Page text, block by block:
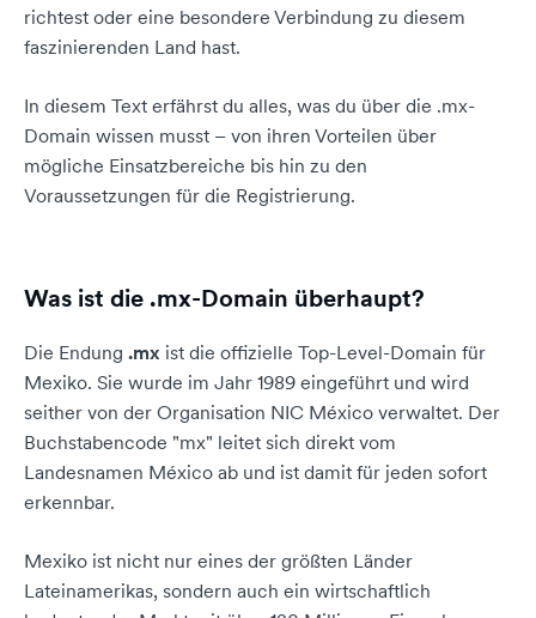
richtest oder eine besondere Verbindung zu diesem
faszinierenden Land hast.
In diesem Text erfährst du alles, was du über die .mx-
Domain wissen musst – von ihren Vorteilen über
mögliche Einsatzbereiche bis hin zu den
Voraussetzungen für die Registrierung.
Was ist die .mx-Domain überhaupt?
Die Endung .mx ist die offizielle Top-Level-Domain für
Mexiko. Sie wurde im Jahr 1989 eingeführt und wird
seither von der Organisation NIC México verwaltet. Der
Buchstabencode "mx" leitet sich direkt vom
Landesnamen México ab und ist damit für jeden sofort
erkennbar.
Mexiko ist nicht nur eines der größten Länder
Lateinamerikas, sondern auch ein wirtschaftlich